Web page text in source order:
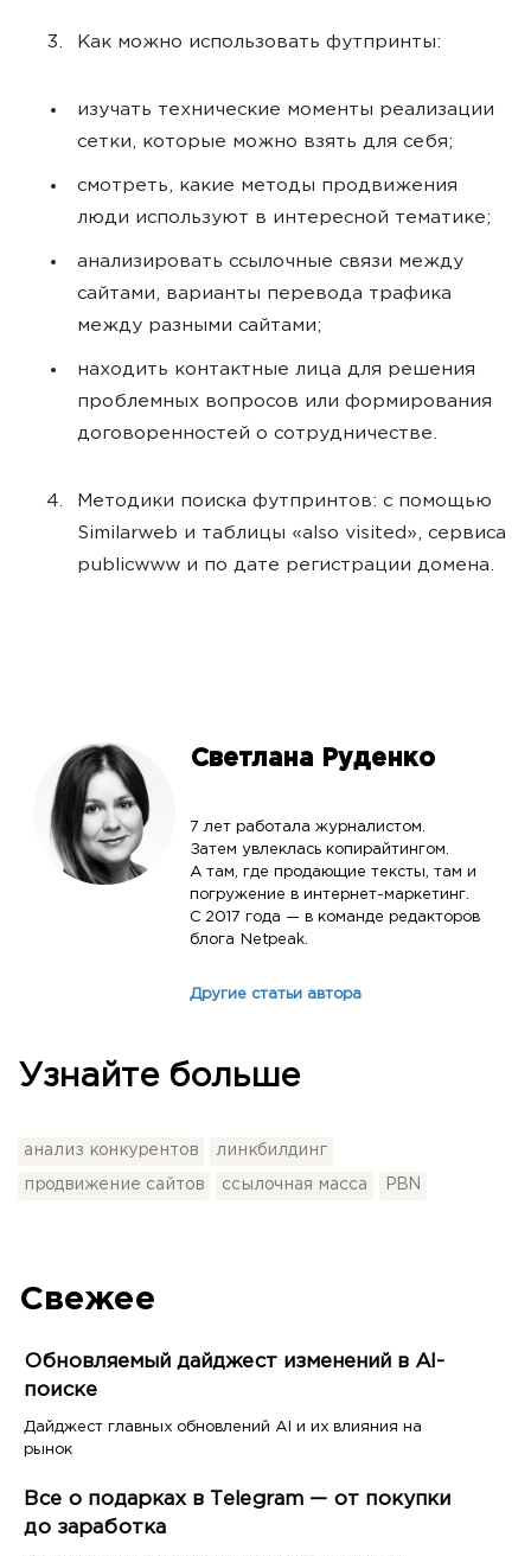
Как можно использовать футпринты:
изучать технические моменты реализации
сетки, которые можно взять для себя;
смотреть, какие методы продвижения
люди используют в интересной тематике;
анализировать ссылочные связи между
сайтами, варианты перевода трафика
между разными сайтами;
находить контактные лица для решения
проблемных вопросов или формирования
договоренностей о сотрудничестве.
Методики поиска футпринтов: с помощью
Similarweb и таблицы «also visited», сервиса
publicwww и по дате регистрации домена.
Светлана Руденко
7 лет работала журналистом.
Затем увлеклась копирайтингом.
А там, где продающие тексты, там и
погружение в интернет-маркетинг.
С 2017 года — в команде редакторов
блога Netpeak.
Другие статьи автора
Узнайте больше
анализ конкурентов
линкбилдинг
продвижение сайтов
ссылочная масса PBN
Свежее
Обновляемый дайджест изменений в AI-
поиске
Дайджест главных обновлений AI и их влияния на
рынок
Все о подарках в Telegram — от покупки
до заработка